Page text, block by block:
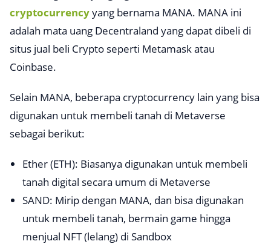
cryptocurrencyyang bernama MANA. MANA ini
adalah mata uang Decentraland yang dapat dibeli di
situs jual beli Crypto seperti Metamask atau
Coinbase.
Selain MANA, beberapa cryptocurrency lain yang bisa
digunakan untuk membeli tanah di Metaverse
sebagai berikut:
Ether (ETH): Biasanya digunakan untuk membeli
tanah digital secara umum di Metaverse
SAND: Mirip dengan MANA, dan bisa digunakan
untuk membeli tanah, bermain game hingga
menjual NFT (lelang) di Sandbox